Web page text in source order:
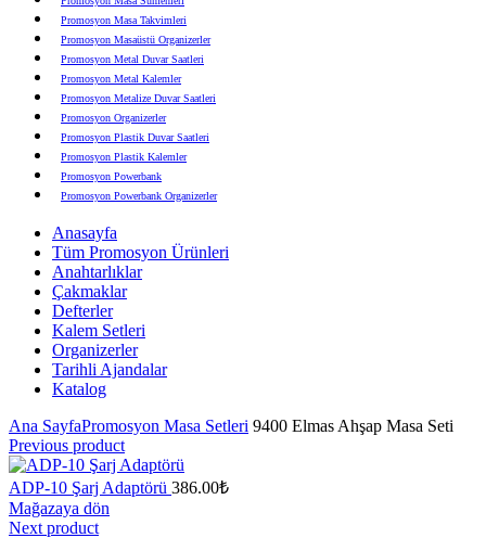
Promosyon Masa Takvimleri
Promosyon Masaüstü Organizerler
Promosyon Metal Duvar Saatleri
Promosyon Metal Kalemler
Promosyon Metalize Duvar Saatleri
Promosyon Organizerler
Promosyon Plastik Duvar Saatleri
Promosyon Plastik Kalemler
Promosyon Powerbank
Promosyon Powerbank Organizerler
Promosyon Şapka
Promosyon Sekreter Bloknotlar
Promosyon Seramik ve Porselen Ürünler
Promosyon Speakerlar
Promosyon Tarihli Ajandalar
Promosyon Teknoloji Ürünleri
Promosyon Telefon Standları
Promosyon Termoslar
Promosyon Tişörtler
Anasayfa
Tüm Promosyon Ürünleri
Anahtarlıklar
Çakmaklar
Defterler
Kalem Setleri
Organizerler
Tarihli Ajandalar
Katalog
Ana SayfaPromosyon Masa Setleri 9400 Elmas Ahşap Masa Seti
Previous product
ADP-10 Şarj Adaptörü 386.00₺
Mağazaya dön
Next product